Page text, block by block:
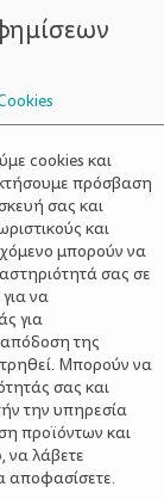
ΣΥΜΒΟΥΛΟΙ
cookies και
πρόσβαση
σας και
και
μπορούν να
σας σε
να
για
απόδοση της
Μπορούν να
σας και
την υπηρεσία
προϊόντων και
να λάβετε
αποφασίσετε.